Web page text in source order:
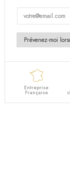
Entreprise
Française